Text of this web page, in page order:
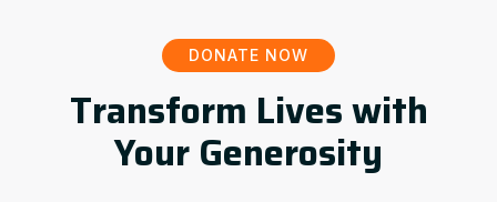
DONATE NOW
Transform Lives with
Your Generosity